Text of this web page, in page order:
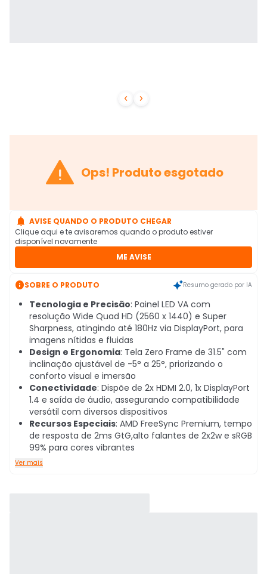
 
 Ops! Produto esgotado
 AVISE QUANDO O PRODUTO CHEGAR
Clique aqui e te avisaremos quando o produto estiver
disponível novamente
ME AVISE
SOBRE O PRODUTO Resumo gerado por IA
Tecnologia e Precisão: Painel LED VA com
resolução Wide Quad HD (2560 x 1440) e Super
Sharpness, atingindo até 180Hz via DisplayPort, para
imagens nítidas e fluidas
Design e Ergonomia: Tela Zero Frame de 31.5" com
inclinação ajustável de -5° a 25°, priorizando o
conforto visual e imersão
Conectividade: Dispõe de 2x HDMI 2.0, 1x DisplayPort
1.4 e saída de áudio, assegurando compatibilidade
versátil com diversos dispositivos
Recursos Especiais: AMD FreeSync Premium, tempo
de resposta de 2ms GtG,alto falantes de 2x2w e sRGB
99% para cores vibrantes
Ver mais